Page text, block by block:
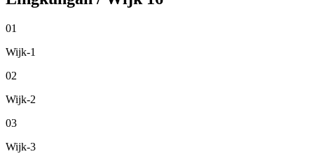
01
Wijk-1
02
Wijk-2
03
Wijk-3